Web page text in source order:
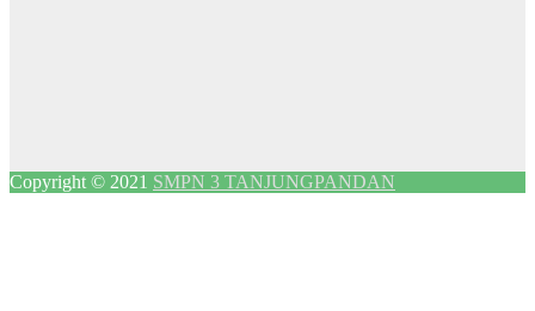
Copyright © 2021 SMPN 3 TANJUNGPANDAN